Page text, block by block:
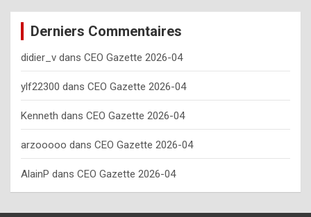
e
y
o
u
s
h
o
Derniers Commentaires
didier_v dans CEO Gazette 2026-04
ylf22300 dans CEO Gazette 2026-04
Kenneth dans CEO Gazette 2026-04
arzooooo dans CEO Gazette 2026-04
AlainP dans CEO Gazette 2026-04